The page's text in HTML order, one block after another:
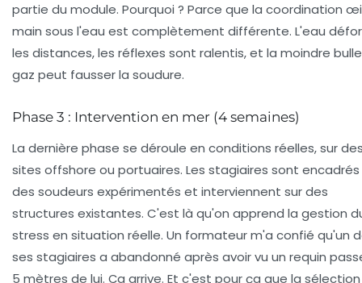
partie du module. Pourquoi ? Parce que la coordination
main sous l'eau est complètement différente. L'eau
les distances, les réflexes sont ralentis, et la moindre
gaz peut fausser la soudure.
Phase 3 : Intervention en mer (4 semaines)
La dernière phase se déroule en conditions réelles, sur
sites offshore ou portuaires. Les stagiaires sont
des soudeurs expérimentés et interviennent sur des
structures existantes. C'est là qu'on apprend la gestion
stress en situation réelle. Un formateur m'a confié qu'un
ses stagiaires a abandonné après avoir vu un requin
5 mètres de lui. Ça arrive. Et c'est pour ça que la sélection